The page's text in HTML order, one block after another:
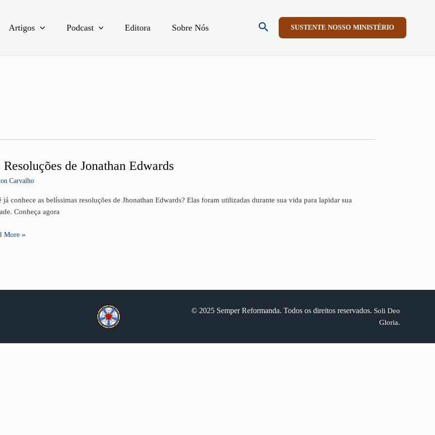
Artigos Podcast Editora Sobre Nós PesquisarSUSTENTE NOSSO MINISTÉRIO
de Jonathan Edwards
Carvalho
já conhece as belíssimas resoluções de Jhonathan Edwards? Elas foram utilizadas durante sua vida para lapidar sua
Conheça agora
More »
© 2025 Semper Reformanda. Todos os direitos reservados. Soli Deo
Gloria.